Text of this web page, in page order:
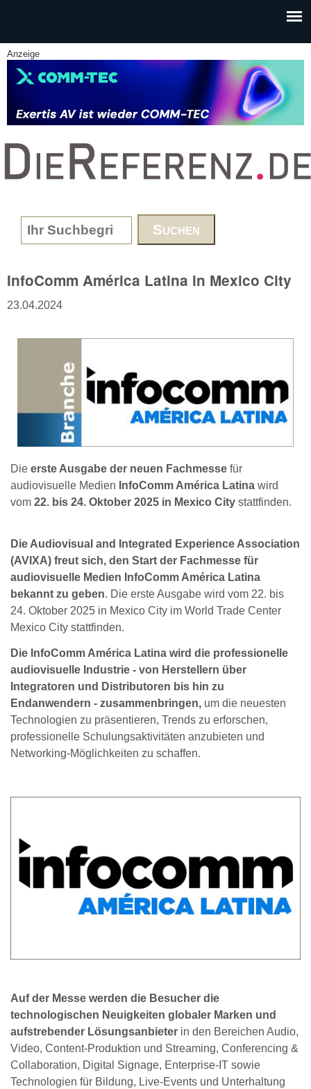
Anzeige
www.DieReferenz.de
Search form
InfoComm América Latina in Mexico City
23.04.2024
Die erste Ausgabe der neuen Fachmesse für
audiovisuelle Medien InfoComm América Latina wird
vom 22. bis 24. Oktober 2025 in Mexico City stattfinden.
Die Audiovisual and Integrated Experience Association
(AVIXA) freut sich, den Start der Fachmesse für
audiovisuelle Medien InfoComm América Latina
bekannt zu geben. Die erste Ausgabe wird vom 22. bis
24. Oktober 2025 in Mexico City im World Trade Center
Mexico City stattfinden.
Die InfoComm América Latina wird die professionelle
audiovisuelle Industrie - von Herstellern über
Integratoren und Distributoren bis hin zu
Endanwendern - zusammenbringen, um die neuesten
Technologien zu präsentieren, Trends zu erforschen,
professionelle Schulungsaktivitäten anzubieten und
Networking-Möglichkeiten zu schaffen.
Auf der Messe werden die Besucher die
technologischen Neuigkeiten globaler Marken und
aufstrebender Lösungsanbieter in den Bereichen Audio,
Video, Content-Produktion und Streaming, Conferencing &
Collaboration, Digital Signage, Enterprise-IT sowie
Technologien für Bildung, Live-Events und Unterhaltung